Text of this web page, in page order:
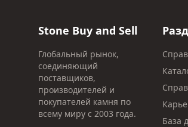
Stone Buy and Sell
Глобальный рынок,
соединяющий
поставщиков,
производителей и
покупателей камня по
всему миру с 2003 года.
База